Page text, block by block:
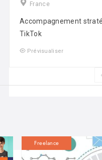
France
Accompagnement
TikTok
Prévisualiser
Freelance